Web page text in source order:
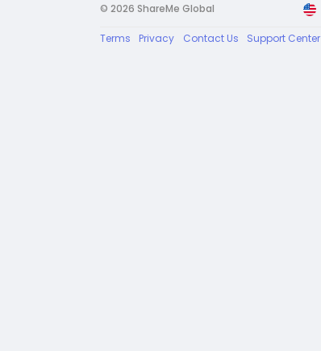
© 2026 ShareMe Global
Terms Privacy Contact Us Support Center